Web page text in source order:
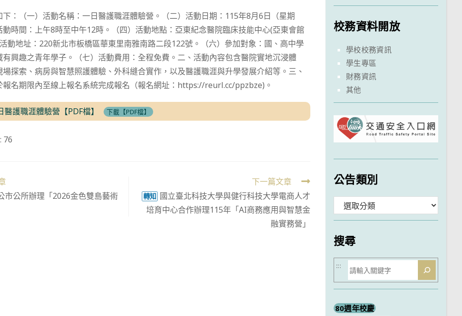
：（一）活動名稱：一日醫護職涯體驗營。（二）活動日期：115年8月6日（星期
動時間：上午8時至中午12時。（四）活動地點：亞東紀念醫院臨床技能中心(亞東會館
動地址：220新北市板橋區華東里南雅南路二段122號。（六）參加對象：國、高中學
有興趣之青年學子。（七）活動費用：全程免費。二、活動內容包含醫院實地沉浸體
探索、病房與智慧照護體驗、外科縫合實作，以及醫護職涯與升學發展介紹等。三、
報名期限內至線上報名系統完成報名（報名網址：https://reurl.cc/ppzbze)。
護職涯體驗營【PDF檔】 下載【PDF檔】
76
市公所辦理「2026金色雙島藝術
下一篇文章
轉知 國立臺北科技大學與健行科技大學電商人才
培育中心合作辦理115年「AI商務應用與智慧金
融實務營」
校務資料開放
學校校務資訊
學生專區
財務資訊
其他
公告類別
類
搜尋
搜
尋
:::
80週年校慶